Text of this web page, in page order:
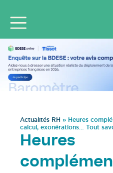
Actualités RH » Heures
calcul, exonérations… Tout
Heures